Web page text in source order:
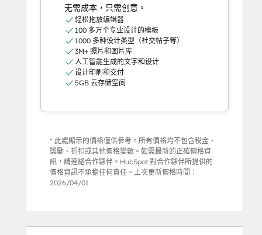
无需成本，只需创意。
轻松拖放编辑器
100 多万个专业设计的模板
1000 多种设计类型（社交帖子等）
3M+ 照片和图片库
人工智能生成的文字和设计
设计印刷和交付
5GB 云存储空间
* 此處顯示的價格僅供參考。所有價格均不包含稅金、
獎勵、折扣或其他價格變數。如需最新的正確價格資
訊，請連絡合作夥伴。HubSpot 對合作夥伴所提供的
價格資訊不承擔任何責任。上次更新價格時間：
2026/04/01